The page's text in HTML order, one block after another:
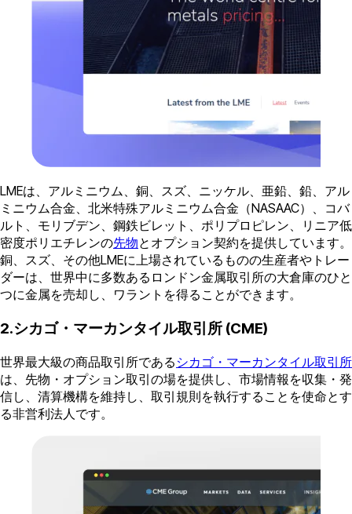
LMEは、アルミニウム、銅、スズ、ニッケル、亜鉛、鉛、アル
ミニウム合金、北米特殊アルミニウム合金（NASAAC）、コバ
ルト、モリブデン、鋼鉄ビレット、ポリプロピレン、リニア低
密度ポリエチレンの先物とオプション契約を提供しています。
銅、スズ、その他LMEに上場されているものの生産者やトレー
ダーは、世界中に多数あるロンドン金属取引所の大倉庫のひと
つに金属を売却し、ワラントを得ることができます。
2.シカゴ・マーカンタイル取引所 (CME)
世界最大級の商品取引所である シカゴ・マーカンタイル取引所
は、先物・オプション取引の場を提供し、市場情報を収集・発
信し、清算機構を維持し、取引規則を執行することを使命とす
る非営利法人です。